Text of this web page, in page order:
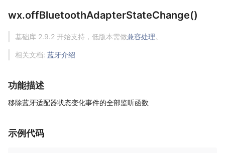
wx.offBluetoothAdapterStateChange()
基础库 2.9.2 开始支持，低版本需做兼容处理。
相关文档: 蓝牙介绍
功能描述
移除蓝牙适配器状态变化事件的全部监听函数
示例代码